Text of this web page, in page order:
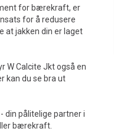
for bærekraft, er
for å redusere
at jakken din er laget
W Calcite Jkt også en
kan du se bra ut
din pålitelige partner i
bærekraft.